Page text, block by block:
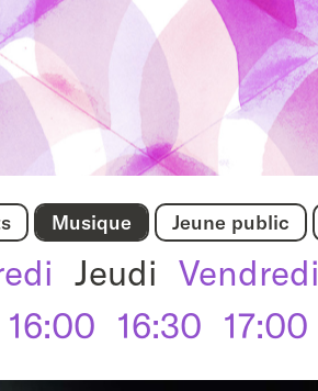
Musique Jeune public
Jeudi Vendredi
16:00 16:30 17:00